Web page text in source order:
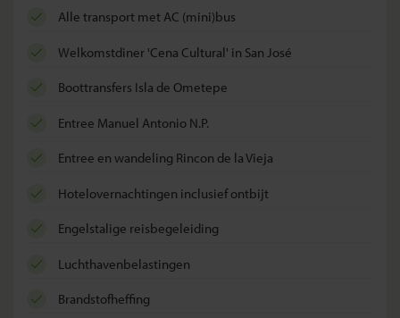
alle transport met AC (mini)bus
welkomstdiner 'Cena Cultural' in San José
boottransfers Isla de Ometepe
Entree Manuel Antonio N.P.
Entree en wandeling Rincon de la Vieja
hotelovernachtingen inclusief ontbijt
Engelstalige reisbegeleiding
luchthavenbelastingen
brandstofheffing